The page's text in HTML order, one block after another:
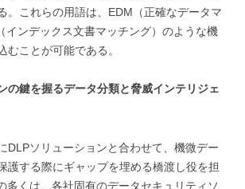
。これらの用語は、EDM（正確なデータマ
インデックス文書マッチング）のような機
むことが可能である。
の鍵を握るデータ分類と脅威インテリジェ
DLPソリューションと合わせて、機微デー
護する際にギャップを埋める橋渡し役を担
多くは、各社固有のデータセキュリティソ